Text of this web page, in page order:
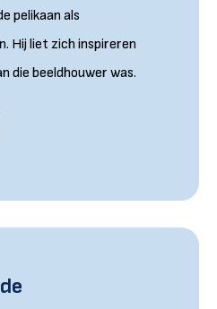
pelikaan als
Hij liet zich inspireren
die beeldhouwer was.